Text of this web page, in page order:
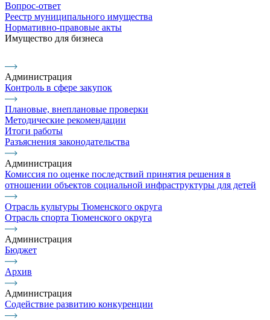
Вопрос-ответ
Реестр муниципального имущества
Нормативно-правовые акты
Имущество для бизнеса
Администрация
Контроль в сфере закупок
Плановые, внеплановые проверки
Методические рекомендации
Итоги работы
Разъяснения законодательства
Администрация
Комиссия по оценке последствий принятия решения в
отношении объектов социальной инфраструктуры для детей
Отрасль культуры Тюменского округа
Отрасль спорта Тюменского округа
Администрация
Бюджет
Архив
Администрация
Содействие развитию конкуренции